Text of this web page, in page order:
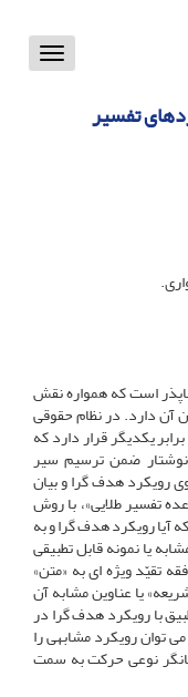
Toggle
تفسیر
است که همواره نقش
آن دارد. در نظام‏ حقوقی
یکدیگر قرار دارد که
ضمن ترسیم سیر
رویکرد هدف‏ گرا و بیان
تفسیر طلایی»، با روش
آیا رویکرد هدف ‏گرا و به
یا نمونه قابل تطبیقی
تقیّد ویژه‏ ای به «متن»
یا عناوین مشابه آن
با رویکرد هدف ‏گرا در
‏توان رویکرد مشابهی را
نوعی حرکت به سمت